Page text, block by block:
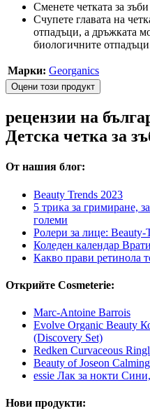
Сменете четката за
Счупете главата на
отпадъци, а дръжката
биологичните
Марки: Georganics
Оцени този продукт
рецензии на
Детска четка за
От нашия блог:
Beauty Trends 2023
5 трика за гримиране,
големи
Ролери за лице:
Коледен календар
Какво прави ретинола
Открийте Cosmeterie:
Marc-Antoine Barrois
Evolve Organic Beauty
(Discovery Set)
Redken Curvaceous
Beauty of Joseon
essie Лак за нокти
Нови продукти: